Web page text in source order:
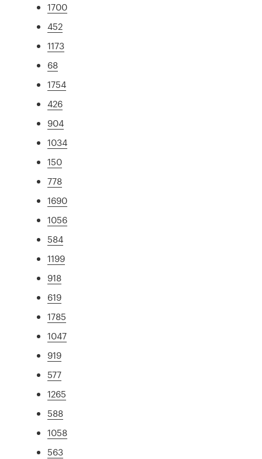
1700
452
1173
68
1754
426
904
1034
150
778
1690
1056
584
1199
918
619
1785
1047
919
577
1265
588
1058
563